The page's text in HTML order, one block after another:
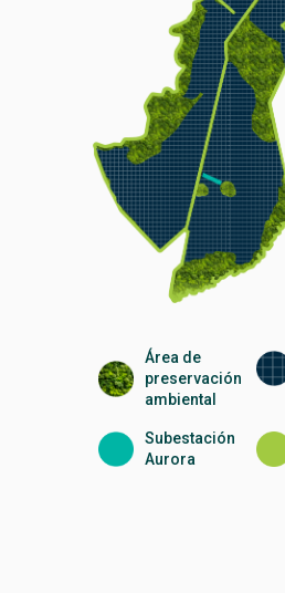
Área de
preservación
ambiental
Subestación
Aurora